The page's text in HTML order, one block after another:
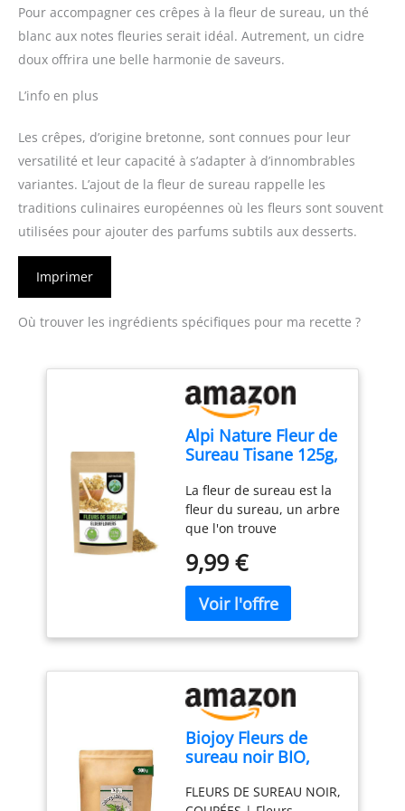
Pour accompagner ces crêpes à la fleur de sureau, un thé
blanc aux notes fleuries serait idéal. Autrement, un cidre
doux offrira une belle harmonie de saveurs.
L’info en plus
Les crêpes, d’origine bretonne, sont connues pour leur
versatilité et leur capacité à s’adapter à d’innombrables
variantes. L’ajout de la fleur de sureau rappelle les
traditions culinaires européennes où les fleurs sont souvent
utilisées pour ajouter des parfums subtils aux desserts.
Imprimer
Où trouver les ingrédients spécifiques pour ma recette ?
Alpi Nature Fleur de
Sureau Tisane 125g,
Séchées et Frottées,
Thé en Vrac
La fleur de sureau est la
fleur du sureau, un arbre
que l'on trouve
et en Amérique du Nord.
Ses petites fleurs
blanches parfumées sont
très appréciées et
largement utilisées pour
à la fleur de sureau offre
une saveur florale
délicate aux notes
douces et légèrement
déguster seul ou peut
9,99 €
Biojoy Fleurs de
sureau noir BIO,
g
FLEURS DE SUREAU NOIR,